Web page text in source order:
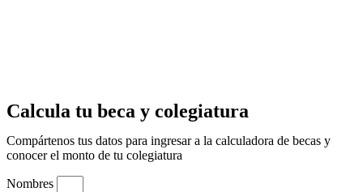
Calcula tu beca y colegiatura
Compártenos tus datos para ingresar a la calculadora de becas y
conocer el monto de tu colegiatura
Nombres